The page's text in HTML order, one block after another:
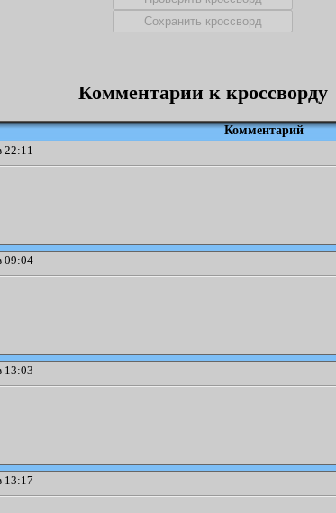
Комментарии к кроссворду
Комментарий
22:11
09:04
13:03
13:17